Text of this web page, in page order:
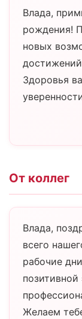
Влада,
рождения!
новых
Здоровья
От коллег
Влада,
всего
рабочие
Желаем